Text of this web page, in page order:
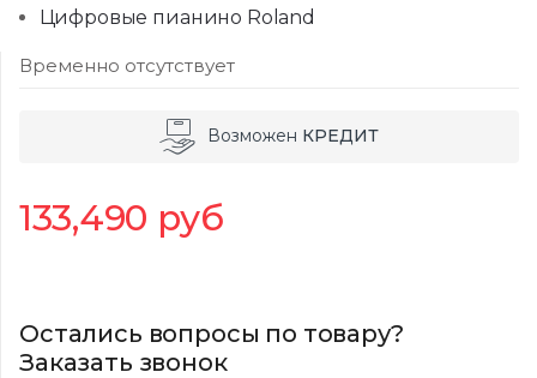
Цифровые пианино Roland
Временно отсутствует
Возможен КРЕДИТ
133,490 руб
Остались вопросы по товару?
Заказать звонок